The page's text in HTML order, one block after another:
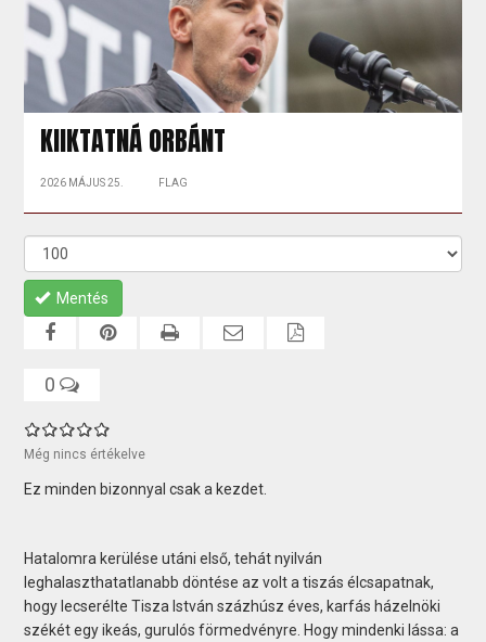
KIIKTATNÁ ORBÁNT
2026 MÁJUS 25. FLAG
Mentés
0
Még nincs értékelve
Ez minden bizonnyal csak a kezdet.
Hatalomra kerülése utáni első, tehát nyilván
leghalaszthatatlanabb döntése az volt a tiszás élcsapatnak,
hogy lecserélte Tisza István százhúsz éves, karfás házelnöki
székét egy ikeás, gurulós förmedvényre. Hogy mindenki lássa: a